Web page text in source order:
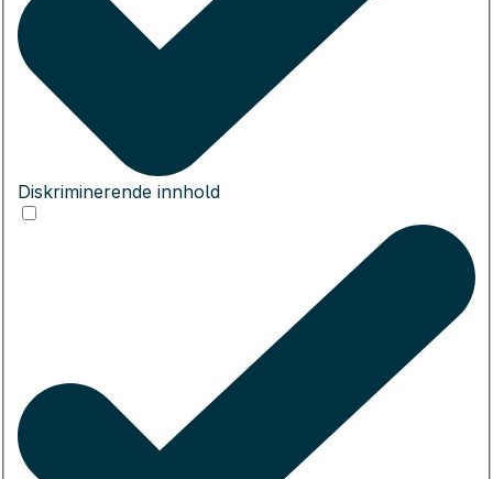
Diskriminerende innhold